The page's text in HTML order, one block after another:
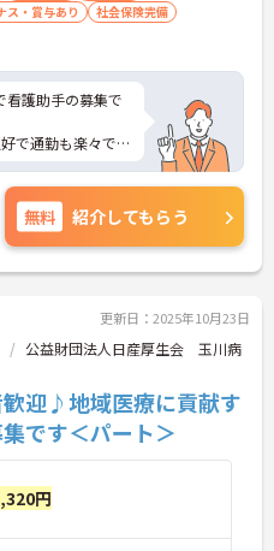
ス・賞与あり
社会保険完備
看護助手の募集で
で通勤も楽々で
方も丁寧なサポー
境です◎
トお伝えしますの
。
無料 紹介してもらう
更新日：2025年10月23日
公益財団法人日産厚生会 玉川病
歓迎♪地域医療に貢献す
です＜パート＞
円